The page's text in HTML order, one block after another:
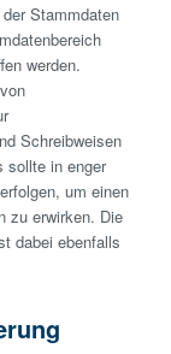
Stammdaten
werden.
Schreibweisen
sollte in enger
um einen
zu erwirken. Die
dabei ebenfalls